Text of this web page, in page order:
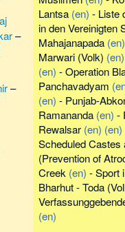
Lantsa (en) - Liste
in den Vereinigten
Mahajanapada (en)
Marwari (Volk) (en)
(en) -Operation
Panchavadyam
(en) - Punjab-
Ramananda (en) -
Rewalsar (en) (en)
Scheduled Castes
(Prevention of
Creek (en) -Sport
Bharhut-Toda
(en)
–
–